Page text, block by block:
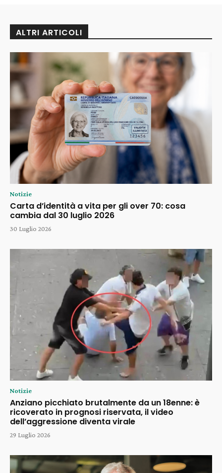
ALTRI ARTICOLI
Notizie
Carta d’identità a vita per gli over 70: cosa
cambia dal 30 luglio 2026
30 Luglio 2026
Notizie
Anziano picchiato brutalmente da un 18enne: è
ricoverato in prognosi riservata, il video
dell’aggressione diventa virale
29 Luglio 2026